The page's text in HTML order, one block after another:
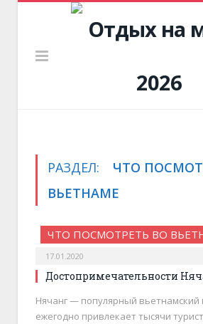
РАЗДЕЛ:
ЧТО
ВЬЕТНАМЕ
ЧТО ПОСМОТРЕТЬ ВО
17.01.2020
Достопримечательности
Нячанг — популярный вьетнамский
ежегодно привлекает тысячи